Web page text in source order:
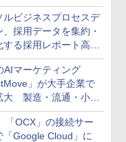
タ化などに対応
ルビジネスプロセスデ
、採用データを集約・
る採用レポート高速
ビスを提供
AIマーケティング
」が大手企業で
大 製造・流通・小売
広告代理店などが実装
ズへ
「OCX」の接続サー
「Google Cloud」に